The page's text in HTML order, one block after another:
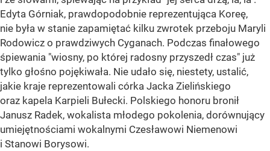
Edyta Górniak, prawdopodobnie reprezentująca Koreę,
nie była w stanie zapamiętać kilku zwrotek przeboju Maryli
Rodowicz o prawdziwych Cyganach. Podczas finałowego
śpiewania "wiosny, po której radosny przyszedł czas" już
tylko głośno pojękiwała. Nie udało się, niestety, ustalić,
jakie kraje reprezentowali córka Jacka Zielińskiego
oraz kapela Karpieli Bułecki. Polskiego honoru bronił
Janusz Radek, wokalista młodego pokolenia, dorównujący
umiejętnościami wokalnymi Czesławowi Niemenowi
i Stanowi Borysowi.